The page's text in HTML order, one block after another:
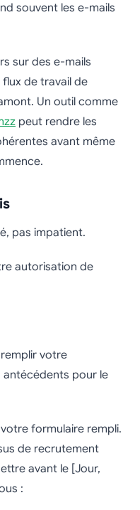
souvent les e-mails
sur des e-mails
de travail de
Un outil comme
peut rendre les
avant même
pas impatient.
autorisation de
votre
pour le
formulaire rempli.
de recrutement
avant le [Jour,
: